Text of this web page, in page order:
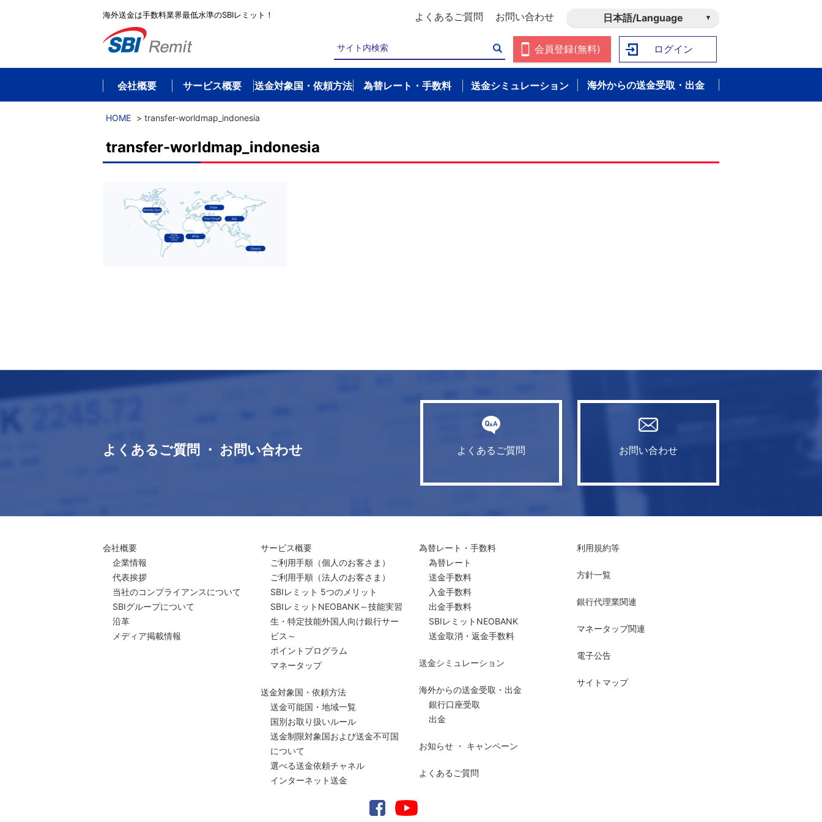
海外送金は手数料業界最低水準のSBIレミット！ よくあるご質問 お問い合わせ 日本語/Language
会員登録(無料) ログイン
会社概要 サービス概要 送金対象国・依頼方法 為替レート・手数料 送金シミュレーション 海外からの送金受取・出金
HOME > transfer-worldmap_indonesia
transfer-worldmap_indonesia
よくあるご質問 ・ お問い合わせ よくあるご質問 お問い合わせ
会社概要
企業情報
代表挨拶
当社のコンプライアンスについて
SBIグループについて
沿革
メディア掲載情報
サービス概要
ご利用手順 （個人のお客さま）
ご利用手順 （法人のお客さま）
SBIレミット 5つのメリット
SBIレミットNEOBANK～技能実習
生・特定技能外国人向け銀行サー
ビス～
ポイントプログラム
マネータップ
送金対象国・依頼方法
送金可能国・地域一覧
国別お取り扱いルール
送金制限対象国および送金不可国
について
選べる送金依頼チャネル
インターネット送金
為替レート・手数料
為替レート
送金手数料
入金手数料
出金手数料
SBIレミットNEOBANK
送金取消・返金手数料
送金シミュレーション
海外からの送金受取・出金
銀行口座受取
出金
お知らせ ・ キャンペーン
よくあるご質問
利用規約等
方針一覧
銀行代理業関連
マネータップ関連
電子公告
サイトマップ